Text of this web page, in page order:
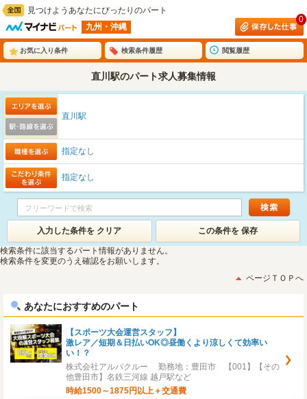
見つけようあなたにぴったりのパート
九州・沖縄
0
お気に入り条件 検索条件履歴 閲覧履歴
直川駅のパート求人募集情報
直川駅
指定なし
指定なし
入力した条件を クリア この条件を 保存
検索条件に該当するパート情報がありません。
検索条件を変更のうえ確認をお願いします。
ページＴＯＰへ
あなたにおすすめのパート
【スポーツ大会運営スタッフ】
激レア／短期＆日払いOK◎昼働くより涼しくて効率い
い！？
株式会社アルバクルー 勤務地：豊田市 【001】【その
他豊田市】名鉄三河線 越戸駅など
時給1500～1875円以上＋交通費